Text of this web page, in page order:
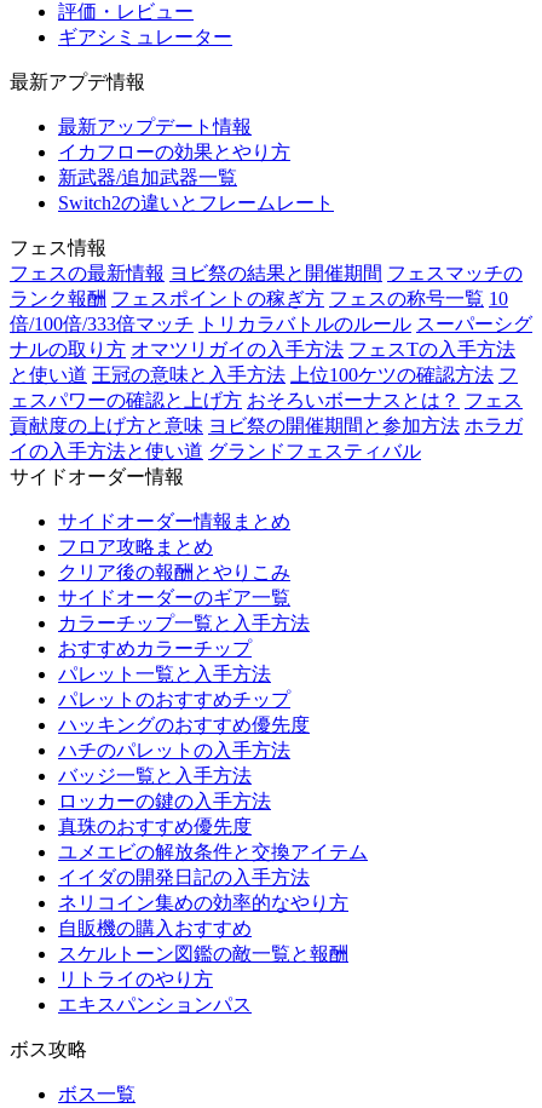
評価・レビュー
ギアシミュレーター
最新アプデ情報
最新アップデート情報
イカフローの効果とやり方
新武器/追加武器一覧
Switch2の違いとフレームレート
フェス情報
フェスの最新情報 ヨビ祭の結果と開催期間 フェスマッチの
ランク報酬 フェスポイントの稼ぎ方 フェスの称号一覧 10
倍/100倍/333倍マッチ
トリカラバトルのルール スーパーシグ
ナルの取り方 オマツリガイの入手方法 フェスTの入手方法
と使い道 王冠の意味と入手方法 上位100ケツの確認方法 フ
ェスパワーの確認と上げ方 おそろいボーナスとは？ フェス
貢献度の上げ方と意味 ヨビ祭の開催期間と参加方法 ホラガ
イの入手方法と使い道 グランドフェスティバル
サイドオーダー情報
サイドオーダー情報まとめ
フロア攻略まとめ
クリア後の報酬とやりこみ
サイドオーダーのギア一覧
カラーチップ一覧と入手方法
おすすめカラーチップ
パレット一覧と入手方法
パレットのおすすめチップ
ハッキングのおすすめ優先度
ハチのパレットの入手方法
バッジ一覧と入手方法
ロッカーの鍵の入手方法
真珠のおすすめ優先度
ユメエビの解放条件と交換アイテム
イイダの開発日記の入手方法
ネリコイン集めの効率的なやり方
自販機の購入おすすめ
スケルトーン図鑑の敵一覧と報酬
リトライのやり方
エキスパンションパス
ボス攻略
ボス一覧